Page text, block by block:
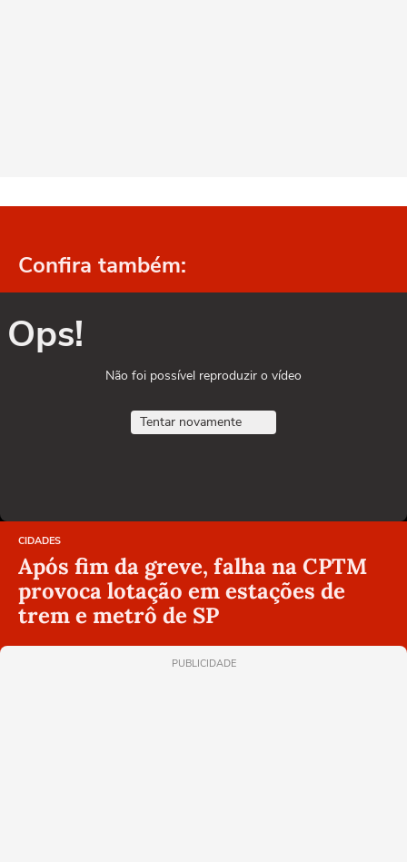
Confira também:
Ops!
Não foi possível reproduzir o vídeo
Tentar novamente
CIDADES
Após fim da greve, falha na CPTM
provoca lotação em estações de
trem e metrô de SP
PUBLICIDADE